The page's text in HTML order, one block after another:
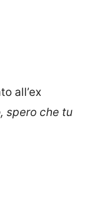
all’ex
spero che tu